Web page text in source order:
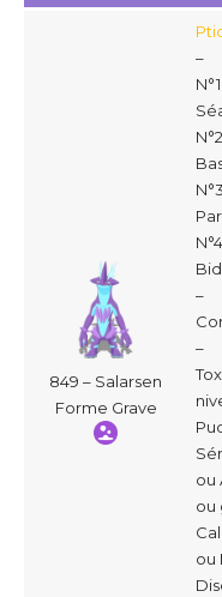
849 – Salarsen
Forme Grave
–
–
–
ou
ou
ou